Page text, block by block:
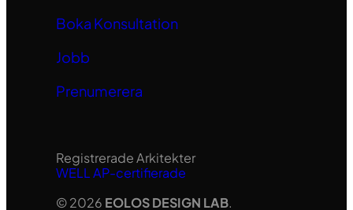
Boka Konsultation
Jobb
Prenumerera
Registrerade Arkitekter
WELL AP-certifierade
© 2026 EOLOS DESIGN LAB.